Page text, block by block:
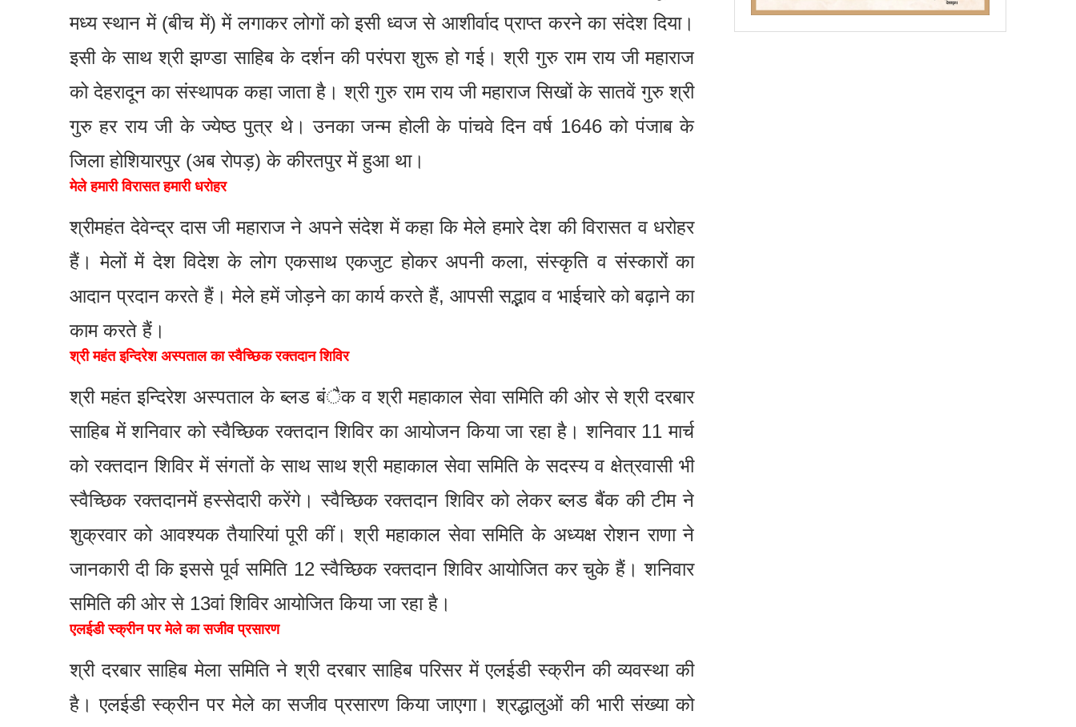
मध्य स्थान में (बीच में) में लगाकर लोगों को इसी ध्वज से आशीर्वाद प्राप्त करने का संदेश दिया।
इसी के साथ श्री झण्डा साहिब के दर्शन की परंपरा शुरू हो गई। श्री गुरु राम राय जी महाराज
को देहरादून का संस्थापक कहा जाता है। श्री गुरु राम राय जी महाराज सिखों के सातवें गुरु श्री
गुरु हर राय जी के ज्येष्ठ पुत्र थे। उनका जन्म होली के पांचवे दिन वर्ष 1646 को पंजाब के
जिला होशियारपुर (अब रोपड़) के कीरतपुर में हुआ था।
मेले हमारी विरासत हमारी धरोहर
श्रीमहंत देवेन्द्र दास जी महाराज ने अपने संदेश में कहा कि मेले हमारे देश की विरासत व धरोहर
हैं। मेलों में देश विदेश के लोग एकसाथ एकजुट होकर अपनी कला, संस्कृति व संस्कारों का
आदान प्रदान करते हैं। मेले हमें जोड़ने का कार्य करते हैं, आपसी सद्भाव व भाईचारे को बढ़ाने का
काम करते हैं।
श्री महंत इन्दिरेश अस्पताल का स्वैच्छिक रक्तदान शिविर
श्री महंत इन्दिरेश अस्पताल के ब्लड बंैक व श्री महाकाल सेवा समिति की ओर से श्री दरबार
साहिब में शनिवार को स्वैच्छिक रक्तदान शिविर का आयोजन किया जा रहा है। शनिवार 11 मार्च
को रक्तदान शिविर में संगतों के साथ साथ श्री महाकाल सेवा समिति के सदस्य व क्षेत्रवासी भी
स्वैच्छिक रक्तदानमें हस्सेदारी करेंगे। स्वैच्छिक रक्तदान शिविर को लेकर ब्लड बैंक की टीम ने
शुक्रवार को आवश्यक तैयारियां पूरी कीं। श्री महाकाल सेवा समिति के अध्यक्ष रोशन राणा ने
जानकारी दी कि इससे पूर्व समिति 12 स्वैच्छिक रक्तदान शिविर आयोजित कर चुके हैं। शनिवार
समिति की ओर से 13वां शिविर आयोजित किया जा रहा है।
एलईडी स्क्रीन पर मेले का सजीव प्रसारण
श्री दरबार साहिब मेला समिति ने श्री दरबार साहिब परिसर में एलईडी स्क्रीन की व्यवस्था की
है। एलईडी स्क्रीन पर मेले का सजीव प्रसारण किया जाएगा। श्रद्धालुओं की भारी संख्या को